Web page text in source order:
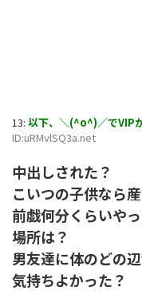
13: 以下、＼(^o^)／でVIP
ID:uRMvlSQ3a.net
中出しされた？
こいつの子供なら
前戯何分くらいや
場所は？
男友達に体のどの
気持ちよかった？